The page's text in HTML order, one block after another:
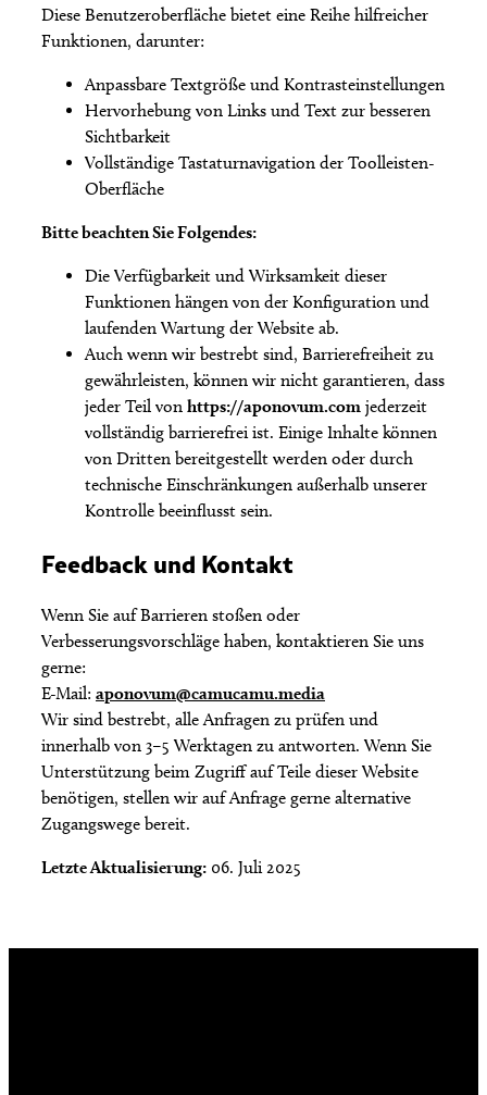
Diese Benutzeroberfläche bietet eine Reihe hilfreicher
Funktionen, darunter:
Anpassbare Textgröße und Kontrasteinstellungen
Hervorhebung von Links und Text zur besseren
Sichtbarkeit
Vollständige Tastaturnavigation der Toolleisten-
Oberfläche
Bitte beachten Sie Folgendes:
Die Verfügbarkeit und Wirksamkeit dieser
Funktionen hängen von der Konfiguration und
laufenden Wartung der Website ab.
Auch wenn wir bestrebt sind, Barrierefreiheit zu
gewährleisten, können wir nicht garantieren, dass
jeder Teil von https://aponovum.com jederzeit
vollständig barrierefrei ist. Einige Inhalte können
von Dritten bereitgestellt werden oder durch
technische Einschränkungen außerhalb unserer
Kontrolle beeinflusst sein.
Feedback und Kontakt
Wenn Sie auf Barrieren stoßen oder
Verbesserungsvorschläge haben, kontaktieren Sie uns
gerne:
E-Mail: aponovum@camucamu.media
Wir sind bestrebt, alle Anfragen zu prüfen und
innerhalb von 3–5 Werktagen zu antworten. Wenn Sie
Unterstützung beim Zugriff auf Teile dieser Website
benötigen, stellen wir auf Anfrage gerne alternative
Zugangswege bereit.
Letzte Aktualisierung: 06. Juli 2025